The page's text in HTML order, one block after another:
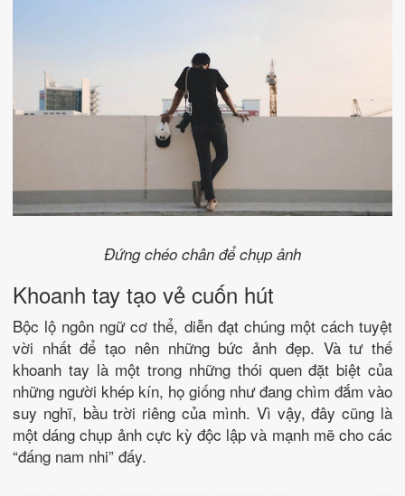
Đứng chéo chân để chụp ảnh
Khoanh tay tạo vẻ cuốn hút
Bộc lộ ngôn ngữ cơ thể, diễn đạt chúng một cách tuyệt
vời nhất để tạo nên những bức ảnh đẹp. Và tư thế
khoanh tay là một trong những thói quen đặt biệt của
những người khép kín, họ giống như đang chìm đắm vào
suy nghĩ, bầu trời riêng của mình. Vì vậy, đây cũng là
một dáng chụp ảnh cực kỳ độc lập và mạnh mẽ cho các
“đấng nam nhi” đấy.